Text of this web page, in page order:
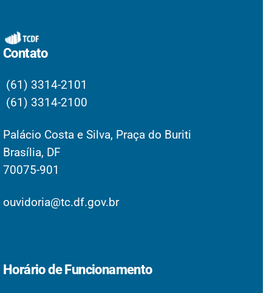
Contato
(61) 3314-2101
(61) 3314-2100
Palácio Costa e Silva, Praça do Buriti
Brasília, DF
70075-901
ouvidoria@tc.df.gov.br
Horário de Funcionamento